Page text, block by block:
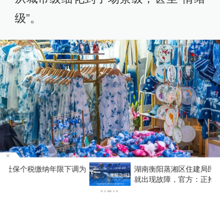
级”。
从小城热到深度游，一个无法回避的
湖南衡阳蒸湘区住建局民生服务热线刚开通两天
就出现故障，官方：正抢修